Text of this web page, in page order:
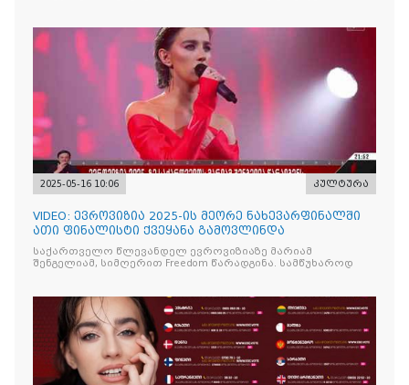
2025-05-16 10:06 კულტურა
VIDEO: ევროვიზია 2025-ის მეორე ნახევარფინალში
ათი ფინალისტი ქვეყანა გამოვლინდა
საქართველო წლევანდელ ევროვიზიაზე მარიამ
შენგელიამ, სიმღერით Freedom წარადგინა. სამწუხაროდ